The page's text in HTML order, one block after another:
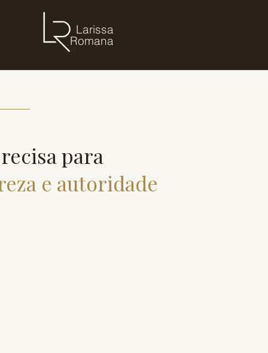
Larissa
Romana
para
e autoridade